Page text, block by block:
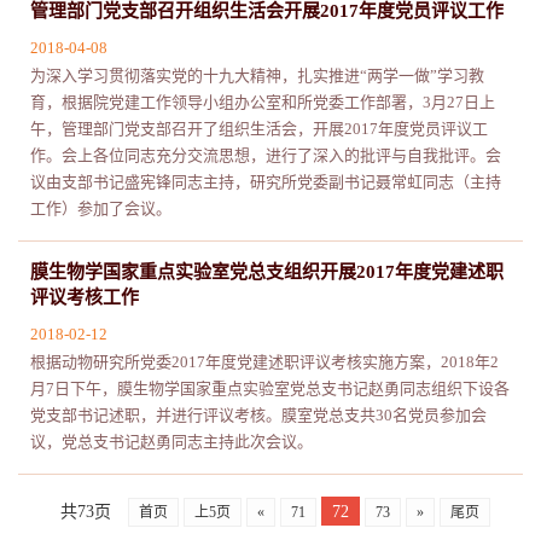
管理部门党支部召开组织生活会开展2017年度党员评议工作
2018-04-08
为深入学习贯彻落实党的十九大精神，扎实推进“两学一做”学习教
育，根据院党建工作领导小组办公室和所党委工作部署，3月27日上
午，管理部门党支部召开了组织生活会，开展2017年度党员评议工
作。会上各位同志充分交流思想，进行了深入的批评与自我批评。会
议由支部书记盛宪锋同志主持，研究所党委副书记聂常虹同志（主持
工作）参加了会议。
膜生物学国家重点实验室党总支组织开展2017年度党建述职
评议考核工作
2018-02-12
根据动物研究所党委2017年度党建述职评议考核实施方案，2018年2
月7日下午，膜生物学国家重点实验室党总支书记赵勇同志组织下设各
党支部书记述职，并进行评议考核。膜室党总支共30名党员参加会
议，党总支书记赵勇同志主持此次会议。
共73页 首页 上5页 « 71 72 73 » 尾页